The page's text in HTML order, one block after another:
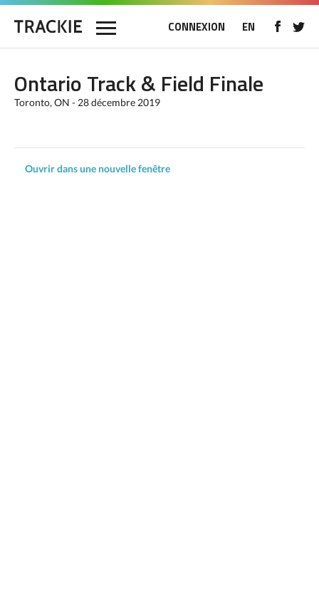
CONNEXION EN
Ontario Track & Field Finale
Toronto, ON - 28 décembre 2019
Ouvrir dans une nouvelle fenêtre